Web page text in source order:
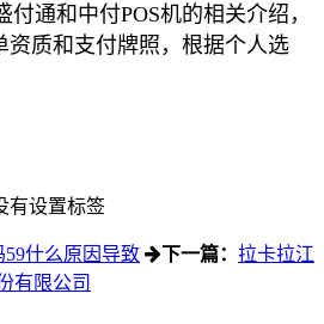
通和中付POS机的相关介绍，
资质和支付牌照，根据个人选
有设置标签
什么原因导致 下一篇： 拉卡拉江
有限公司